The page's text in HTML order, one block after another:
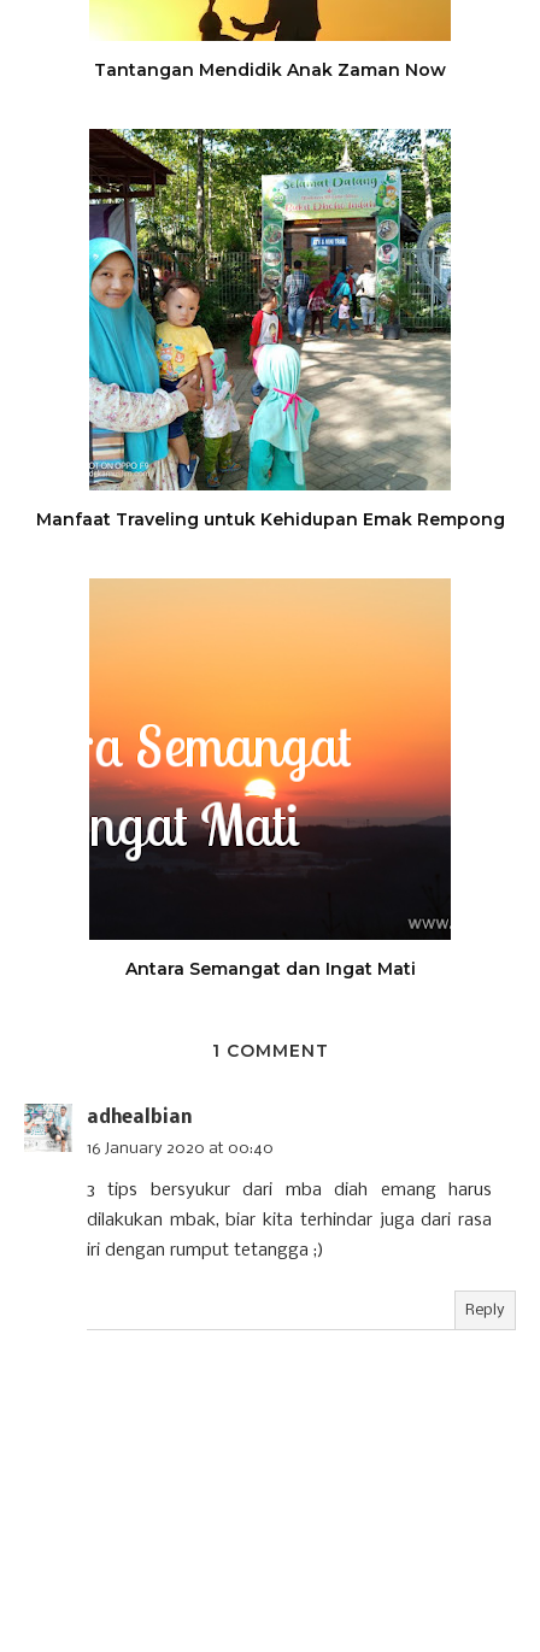
Tantangan Mendidik Anak Zaman Now
Manfaat Traveling untuk Kehidupan Emak Rempong
Antara Semangat dan Ingat Mati
1 COMMENT
adhealbian
16 January 2020 at 00:40
3 tips bersyukur dari mba diah emang harus
dilakukan mbak, biar kita terhindar juga dari rasa
iri dengan rumput tetangga ;)
Reply